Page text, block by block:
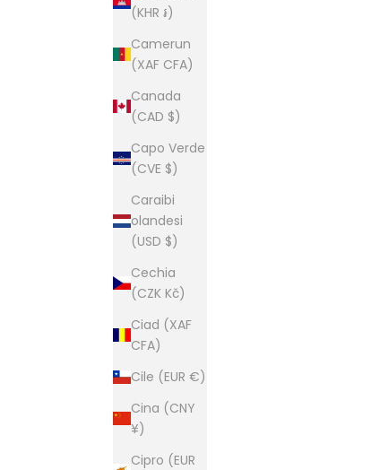
(KHR ៛)
Camerun
(XAF CFA)
Canada
(CAD $)
Capo Verde
(CVE $)
Caraibi
olandesi
(USD $)
Cechia
(CZK Kč)
Ciad (XAF
CFA)
Cile (EUR €)
Cina (CNY
¥)
Cipro (EUR